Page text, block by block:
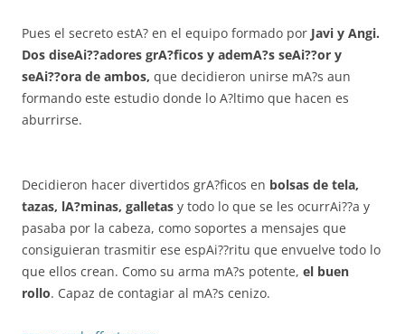
Pues el secreto estA? en el equipo formado por Javi y Angi.
Dos diseAi??adores grA?ficos y ademA?s seAi??or y
seAi??ora de ambos, que decidieron unirse mA?s aun
formando este estudio donde lo A?ltimo que hacen es
aburrirse.
Decidieron hacer divertidos grA?ficos en bolsas de tela,
tazas, lA?minas, galletas y todo lo que se les ocurrAi??a y
pasaba por la cabeza, como soportes a mensajes que
consiguieran trasmitir ese espAi??ritu que envuelve todo lo
que ellos crean. Como su arma mA?s potente, el buen
rollo. Capaz de contagiar al mA?s cenizo.